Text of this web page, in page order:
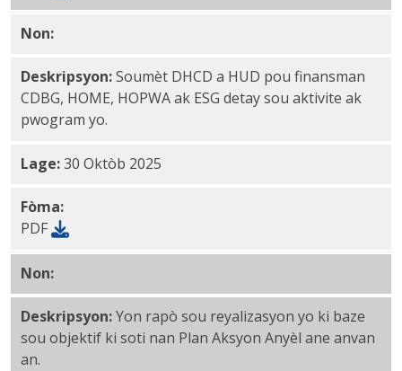
Non:Plan Aksyon Anyèl 2025-2026 PDF
Deskripsyon:Soumèt DHCD a HUD pou finansman
CDBG, HOME, HOPWA ak ESG detay sou aktivite ak
pwogram yo.
Lage:30 Oktòb 2025
Fòma:
PDF
Non:CAPER 2023—2024 PDF
Deskripsyon:Yon rapò sou reyalizasyon yo ki baze
sou objektif ki soti nan Plan Aksyon Anyèl ane anvan
an.